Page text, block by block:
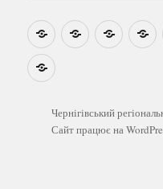
НовиниНавчально-
методичні
Ми
на
Які
безоплатні
можна
пройти
у
Чернігівський
Сайт працює на